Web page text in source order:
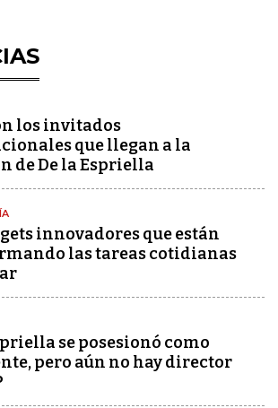
los invitados
que llegan a la
de De la Espriella
innovadores que están
las tareas cotidianas
se posesionó como
pero aún no hay director